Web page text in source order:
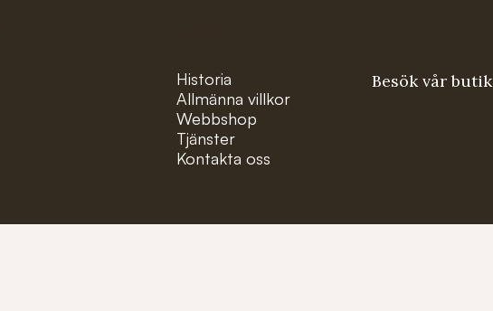
Historia
Allmänna villkor
Webbshop
Tjänster
Kontakta oss
Besök vår butik